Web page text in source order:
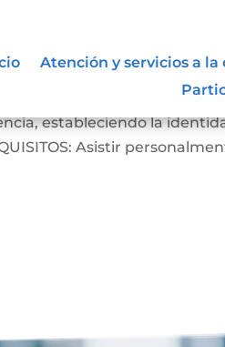
Atención y servicios a la
de que las firmas que
estableciendo la
Asistir